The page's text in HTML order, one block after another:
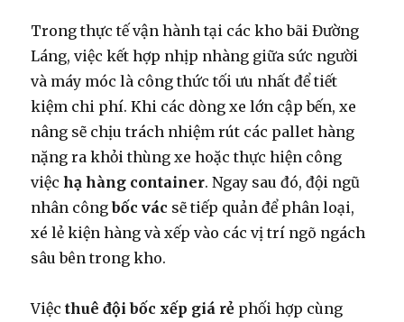
Trong thực tế vận hành tại các kho bãi Đường
Láng, việc kết hợp nhịp nhàng giữa sức người
và máy móc là công thức tối ưu nhất để tiết
kiệm chi phí. Khi các dòng xe lớn cập bến, xe
nâng sẽ chịu trách nhiệm rút các pallet hàng
nặng ra khỏi thùng xe hoặc thực hiện công
việchạ hàng container. Ngay sau đó, đội ngũ
nhân côngbốc vác sẽ tiếp quản để phân loại,
xé lẻ kiện hàng và xếp vào các vị trí ngõ ngách
sâu bên trong kho.
Việcthuê đội bốc xếp giá rẻ phối hợp cùng